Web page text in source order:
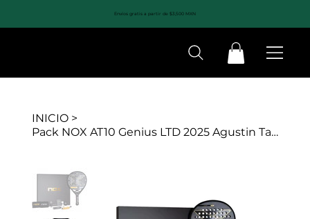
Envíos gratis a partir de $3,500 MXN
INICIO >
Pack NOX AT10 Genius LTD 2025 Agustin Tapia Limited Edition 1